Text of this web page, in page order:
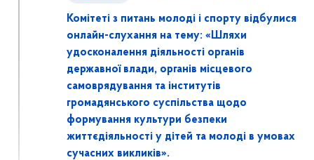
Комітеті з питань молоді і спорту відбулися
онлайн-слухання на тему: «Шляхи
удосконалення діяльності органів
державної влади, органів місцевого
самоврядування та інститутів
громадянського суспільства щодо
формування культури безпеки
життєдіяльності у дітей та молоді в умовах
сучасних викликів».